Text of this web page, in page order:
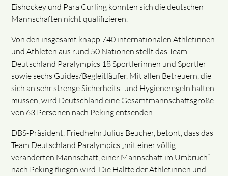
Eishockey und Para Curling konnten sich die deutschen
Mannschaften nicht qualifizieren.
Von den insgesamt knapp 740 internationalen Athletinnen
und Athleten aus rund 50 Nationen stellt das Team
Deutschland Paralympics 18 Sportlerinnen und Sportler
sowie sechs Guides/Begleitläufer. Mit allen Betreuern, die
sich an sehr strenge Sicherheits- und Hygieneregeln halten
müssen, wird Deutschland eine Gesamtmannschaftsgröße
von 63 Personen nach Peking entsenden.
DBS-Präsident, Friedhelm Julius Beucher, betont, dass das
Team Deutschland Paralympics „mit einer völlig
veränderten Mannschaft, einer Mannschaft im Umbruch“
nach Peking fliegen wird. Die Hälfte der Athletinnen und